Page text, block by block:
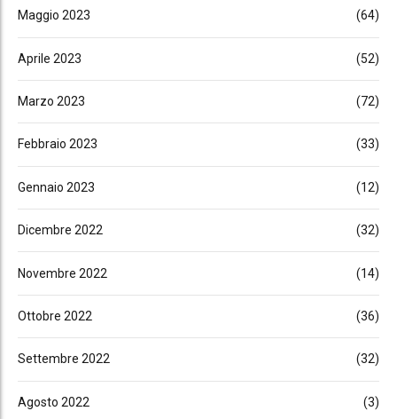
Maggio 2023 (64)
Aprile 2023 (52)
Marzo 2023 (72)
Febbraio 2023 (33)
Gennaio 2023 (12)
Dicembre 2022 (32)
Novembre 2022 (14)
Ottobre 2022 (36)
Settembre 2022 (32)
Agosto 2022 (3)